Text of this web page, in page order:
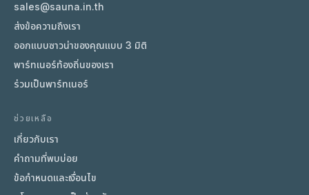
sales@sauna.in.th
ส่งข้อความถึงเรา
ออกแบบซาวน่าของคุณแบบ 3 มิติ
พาร์ทเนอร์ท้องถิ่นของเรา
ร่วมเป็นพาร์ทเนอร์
ช่วยเหลือ
เกี่ยวกับเรา
คำถามที่พบบ่อย
ข้อกำหนดและเงื่อนไข